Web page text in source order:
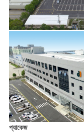
প্যাকেজ